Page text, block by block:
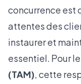
concurrence est
attentes des
instaurer et
essentiel. Pour
(TAM), cette